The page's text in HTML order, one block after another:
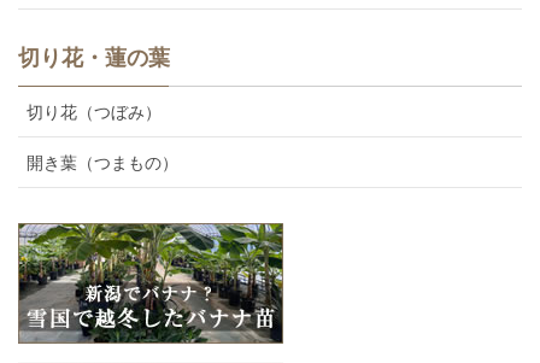
切り花・蓮の葉
切り花（つぼみ）
開き葉（つまもの）